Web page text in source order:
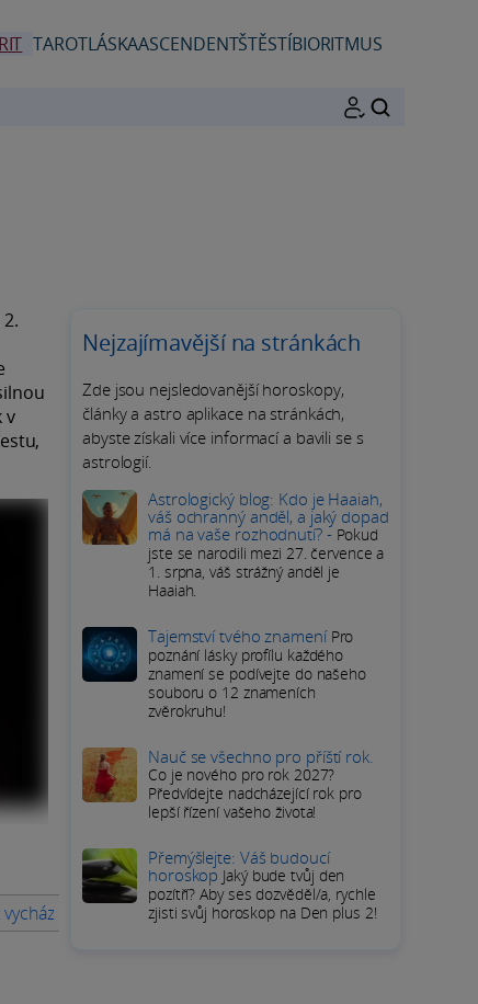
TAROTLÁSKAASCENDENTŠTĚSTÍBIORITMUS
v
vycházející hvězda módy a filmu Jaký je milostný život Julie
Nejzajímavější na stránkách
Zde jsou nejsledovanější horoskopy,
články a astro aplikace na stránkách,
abyste získali více informací a bavili se s
astrologií.
Astrologický blog: Kdo je Haaiah,
váš ochranný anděl, a jaký dopad
má na vaše rozhodnutí? - Pokud
jste se narodili mezi 27. července a
1. srpna, váš strážný anděl je
Haaiah.
Tajemství tvého znamení Pro
poznání lásky profílu každého
znamení se podívejte do našeho
souboru o 12 znameních
zvěrokruhu!
Nauč se všechno pro příští rok.
Co je nového pro rok 2027?
Předvídejte nadcházející rok pro
lepší řízení vašeho života!
Přemýšlejte: Váš budoucí
horoskop Jaký bude tvůj den
pozítří? Aby ses dozvěděl/a, rychle
zjisti svůj horoskop na Den plus 2!